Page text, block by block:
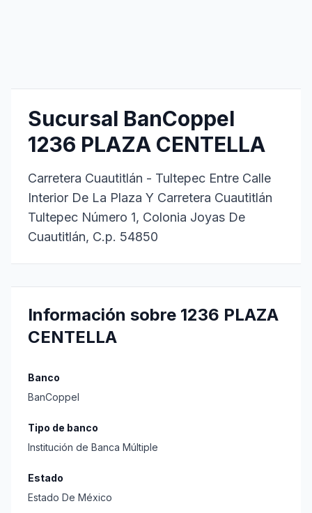
Sucursal BanCoppel
1236 PLAZA CENTELLA
Carretera Cuautitlán - Tultepec Entre Calle
Interior De La Plaza Y Carretera Cuautitlán
Tultepec Número 1, Colonia Joyas De
Cuautitlán, C.p. 54850
Información sobre 1236 PLAZA
CENTELLA
Banco
BanCoppel
Tipo de banco
Institución de Banca Múltiple
Estado
Estado De México